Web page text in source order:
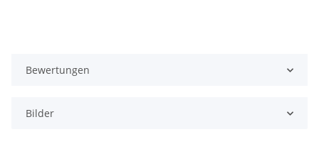
Bewertungen
Bilder